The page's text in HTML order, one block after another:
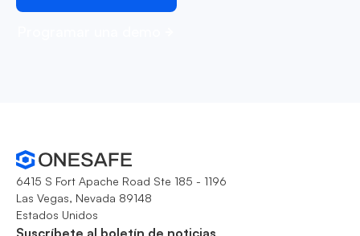
6415 S Fort Apache Road Ste 185 - 1196
Las Vegas, Nevada 89148
Estados Unidos
Suscríbete al boletín de noticias